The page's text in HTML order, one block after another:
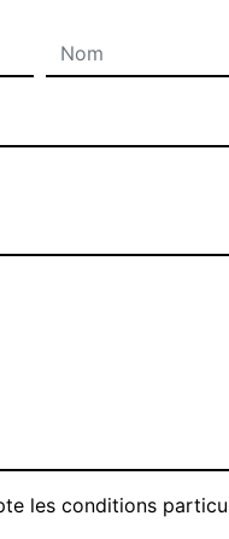
les conditions